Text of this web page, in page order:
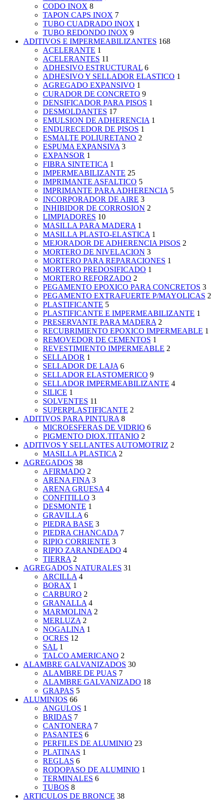
CODO INOX 8
TAPON CAPS INOX 7
TUBO CUADRADO INOX 1
TUBO REDONDO INOX 9
ADITIVOS E IMPERMEABILIZANTES 168
ACELERANTE 1
ACELERANTES 11
ADHESIVO ESTRUCTURAL 6
ADHESIVO Y SELLADOR ELASTICO 1
AGREGADO EXPANSIVO 1
CURADOR DE CONCRETO 9
DENSIFICADOR PARA PISOS 1
DESMOLDANTES 17
EMULSION DE ADHERENCIA 1
ENDURECEDOR DE PISOS 1
ESMALTE POLIURETANO 2
ESPUMA EXPANSIVA 3
EXPANSOR 1
FIBRA SINTETICA 1
IMPERMEABILIZANTE 25
IMPRIMANTE ASFALTICO 5
IMPRIMANTE PARA ADHERENCIA 5
INCORPORADOR DE AIRE 3
INHIBIDOR DE CORROSION 2
LIMPIADORES 10
MASILLA PARA MADERA 1
MASILLA PLASTO-ELASTICA 1
MEJORADOR DE ADHERENCIA PISOS 2
MORTERO DE NIVELACION 3
MORTERO PARA REPARACIONES 1
MORTERO PREDOSIFICADO 1
MORTERO REFORZADO 2
PEGAMENTO EPOXICO PARA CONCRETOS 3
PEGAMENTO EXTRAFUERTE P/MAYOLICAS 2
PLASTIFICANTE 5
PLASTIFICANTE E IMPERMEABILIZANTE 1
PRESERVANTE PARA MADERA 2
RECUBRIMIENTO EPOXICO IMPERMEABLE 1
REMOVEDOR DE CEMENTOS 1
REVESTIMIENTO IMPERMEABLE 2
SELLADOR 1
SELLADOR DE LAJA 6
SELLADOR ELASTOMERICO 9
SELLADOR IMPERMEABILIZANTE 4
SILICE 1
SOLVENTES 11
SUPERPLASTIFICANTE 2
ADITIVOS PARA PINTURA 8
MICROESFERAS DE VIDRIO 6
PIGMENTO DIOX.TITANIO 2
ADITIVOS Y SELLANTES AUTOMOTRIZ 2
MASILLA PLASTICA 2
AGREGADOS 38
AFIRMADO 2
ARENA FINA 3
ARENA GRUESA 4
CONFITILLO 3
DESMONTE 1
GRAVILLA 6
PIEDRA BASE 3
PIEDRA CHANCADA 7
RIPIO CORRIENTE 3
RIPIO ZARANDEADO 4
TIERRA 2
AGREGADOS NATURALES 31
ARCILLA 4
BORAX 1
CARBURO 2
GRANALLA 4
MARMOLINA 2
MERLUZA 2
NOGALINA 1
OCRES 12
SAL 1
TALCO AMERICANO 2
ALAMBRE GALVANIZADOS 30
ALAMBRE DE PUAS 7
ALAMBRE GALVANIZADO 18
GRAPAS 5
ALUMINIOS 66
ANGULOS 1
BRIDAS 7
CANTONERA 7
PASANTES 6
PERFILES DE ALUMINIO 23
PLATINAS 1
REGLAS 6
RODOPASO DE ALUMINIO 1
TERMINALES 6
TUBOS 8
ARTICULOS DE BRONCE 38